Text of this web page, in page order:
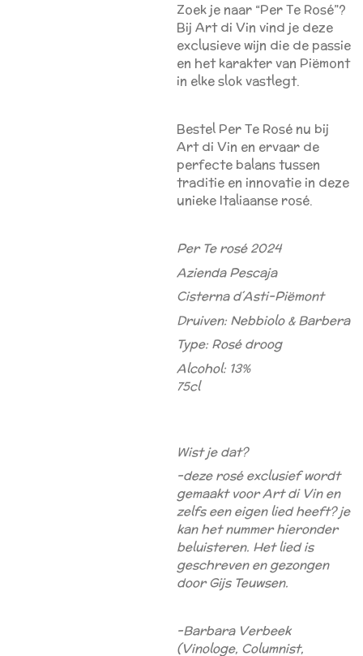
Zoek je naar “Per Te Rosé”?
Bij Art di Vin vind je deze
exclusieve wijn die de passie
en het karakter van Piëmont
in elke slok vastlegt.
Bestel Per Te Rosé nu bij
Art di Vin en ervaar de
perfecte balans tussen
traditie en innovatie in deze
unieke Italiaanse rosé.
Per Te rosé 2024
Azienda Pescaja
Cisterna d´Asti-Piëmont
Druiven: Nebbiolo & Barbera
Type: Rosé droog
Alcohol: 13%
75cl
Wist je dat?
-deze rosé exclusief wordt
gemaakt voor Art di Vin en
zelfs een eigen lied heeft? je
kan het nummer hieronder
beluisteren. Het lied is
geschreven en gezongen
door Gijs Teuwsen.
-Barbara Verbeek
(Vinologe, Columnist,